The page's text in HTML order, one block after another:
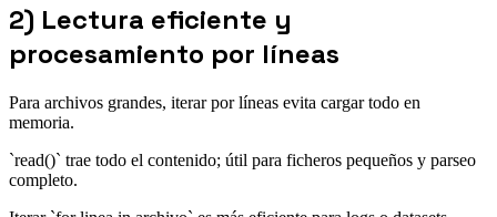
2) Lectura eficiente y
procesamiento por líneas
Para archivos grandes, iterar por líneas evita cargar todo en
memoria.
`read()` trae todo el contenido; útil para ficheros pequeños y parseo
completo.